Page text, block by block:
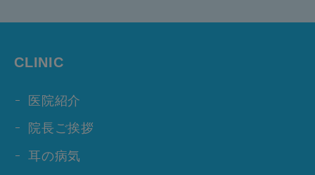
CLINIC
医院紹介
院長ご挨拶
耳の病気